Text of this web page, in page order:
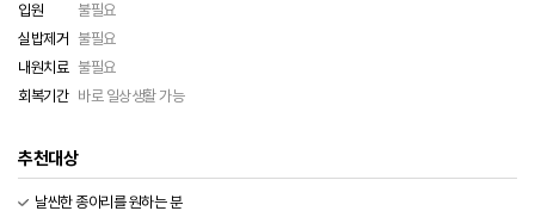
입원
불필요
실밥제거 불필요
내원치료 불필요
회복기간 바로 일상생활 가능
추천대상
날씬한 종아리를 원하는 분